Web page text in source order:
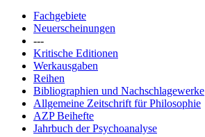
Fachgebiete
Neuerscheinungen
---
Kritische Editionen
Werkausgaben
Reihen
Bibliographien und Nachschlagewerke
Allgemeine Zeitschrift für Philosophie
AZP Beihefte
Jahrbuch der Psychoanalyse